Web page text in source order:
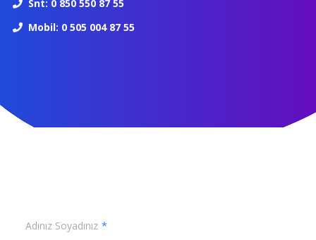
Snt: 0 850 550 87 55
Mobil: 0 505 004 87 55
Adınız Soyadınız